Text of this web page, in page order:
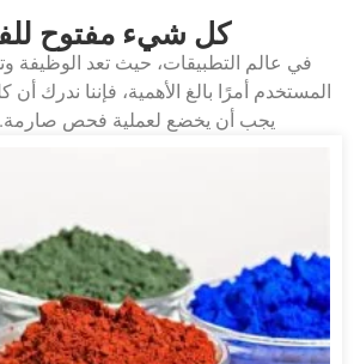
كل شيء مفتوح
في عالم التطبيقات، حيث تعد الوظيفة
المستخدم أمرًا بالغ الأهمية، فإننا ندرك
يجب أن يخضع لعملية فحص صارمة.